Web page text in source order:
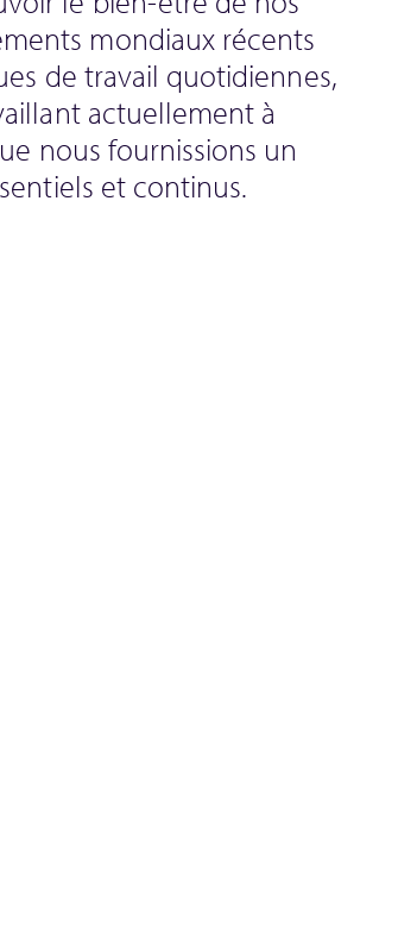
mondiaux récents
de travail quotidiennes,
actuellement à
nous fournissions un
et continus.